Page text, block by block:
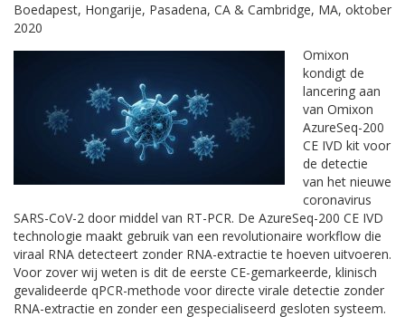
Boedapest, Hongarije, Pasadena, CA & Cambridge, MA, oktober
2020
Omixon
kondigt de
lancering aan
van Omixon
AzureSeq-200
CE IVD kit voor
de detectie
van het nieuwe
coronavirus
SARS-CoV-2 door middel van RT-PCR. De AzureSeq-200 CE IVD
technologie maakt gebruik van een revolutionaire workflow die
viraal RNA detecteert zonder RNA-extractie te hoeven uitvoeren.
Voor zover wij weten is dit de eerste CE-gemarkeerde, klinisch
gevalideerde qPCR-methode voor directe virale detectie zonder
RNA-extractie en zonder een gespecialiseerd gesloten systeem.